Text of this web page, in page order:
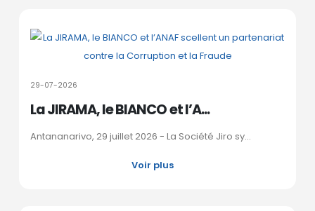
29-07-2026
La JIRAMA, le BIANCO et l’A...
Antananarivo, 29 juillet 2026 - La Société Jiro sy...
Voir plus